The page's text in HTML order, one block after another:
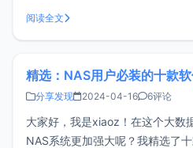
件，希望能帮你完成过渡。写在
全一样，下方推荐的5款替代软件
阅读全文
分享发现 2024-04-16 6评论
大家好，我是xiaoz！在这个大数
NAS系统更加强大呢？我精选了